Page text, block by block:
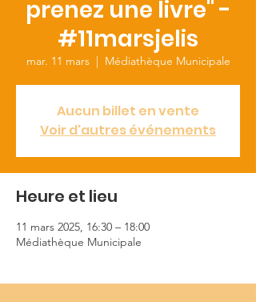
prenez une livre" -
#11marsjelis
mar. 11 mars
  |
Médiathèque Municipale
Aucun billet en vente
Voir d'autres événements
Heure et lieu
11 mars 2025, 16:30 – 18:00
Médiathèque Municipale